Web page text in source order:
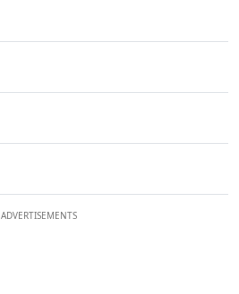
ADVERTISEMENTS